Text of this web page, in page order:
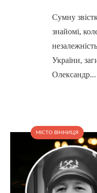
Сумну
знайомі,
України,
Олександр...
МІСТО ВІННИЦЯ